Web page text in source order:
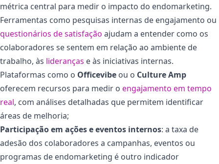
métrica central para medir o impacto do endomarketing.
Ferramentas como pesquisas internas de engajamento ou
questionários de satisfação ajudam a entender como os
colaboradores se sentem em relação ao ambiente de
trabalho, às lideranças e às iniciativas internas.
Plataformas como o Officevibe ou o Culture Amp
oferecem recursos para medir o engajamento em tempo
real, com análises detalhadas que permitem identificar
áreas de melhoria;
Participação em ações e eventos internos: a taxa de
adesão dos colaboradores a campanhas, eventos ou
programas de endomarketing é outro indicador